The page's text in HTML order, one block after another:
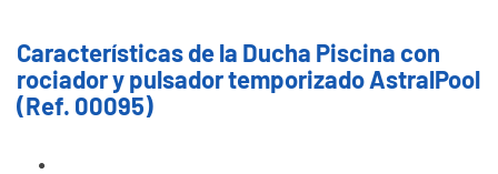
Características de la Ducha Piscina con
rociador y pulsador temporizado AstralPool
(Ref. 00095)